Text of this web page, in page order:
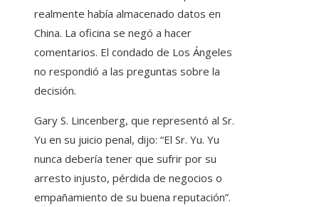
realmente había almacenado datos en
China. La oficina se negó a hacer
comentarios. El condado de Los Ángeles
no respondió a las preguntas sobre la
decisión.
Gary S. Lincenberg, que representó al Sr.
Yu en su juicio penal, dijo: “El Sr. Yu. Yu
nunca debería tener que sufrir por su
arresto injusto, pérdida de negocios o
empañamiento de su buena reputación”.